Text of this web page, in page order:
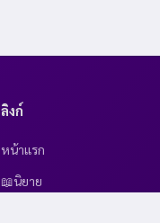
ลิงก์
หน้าแรก
📖นิยาย